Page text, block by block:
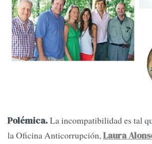
Polémica.La incompatibilidad es tal
la Oficina Anticorrupción,Laura